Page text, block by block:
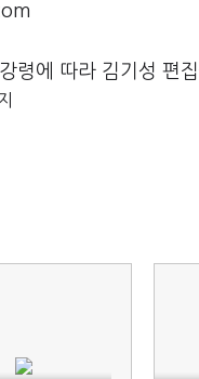
령에 따라 김기성 편